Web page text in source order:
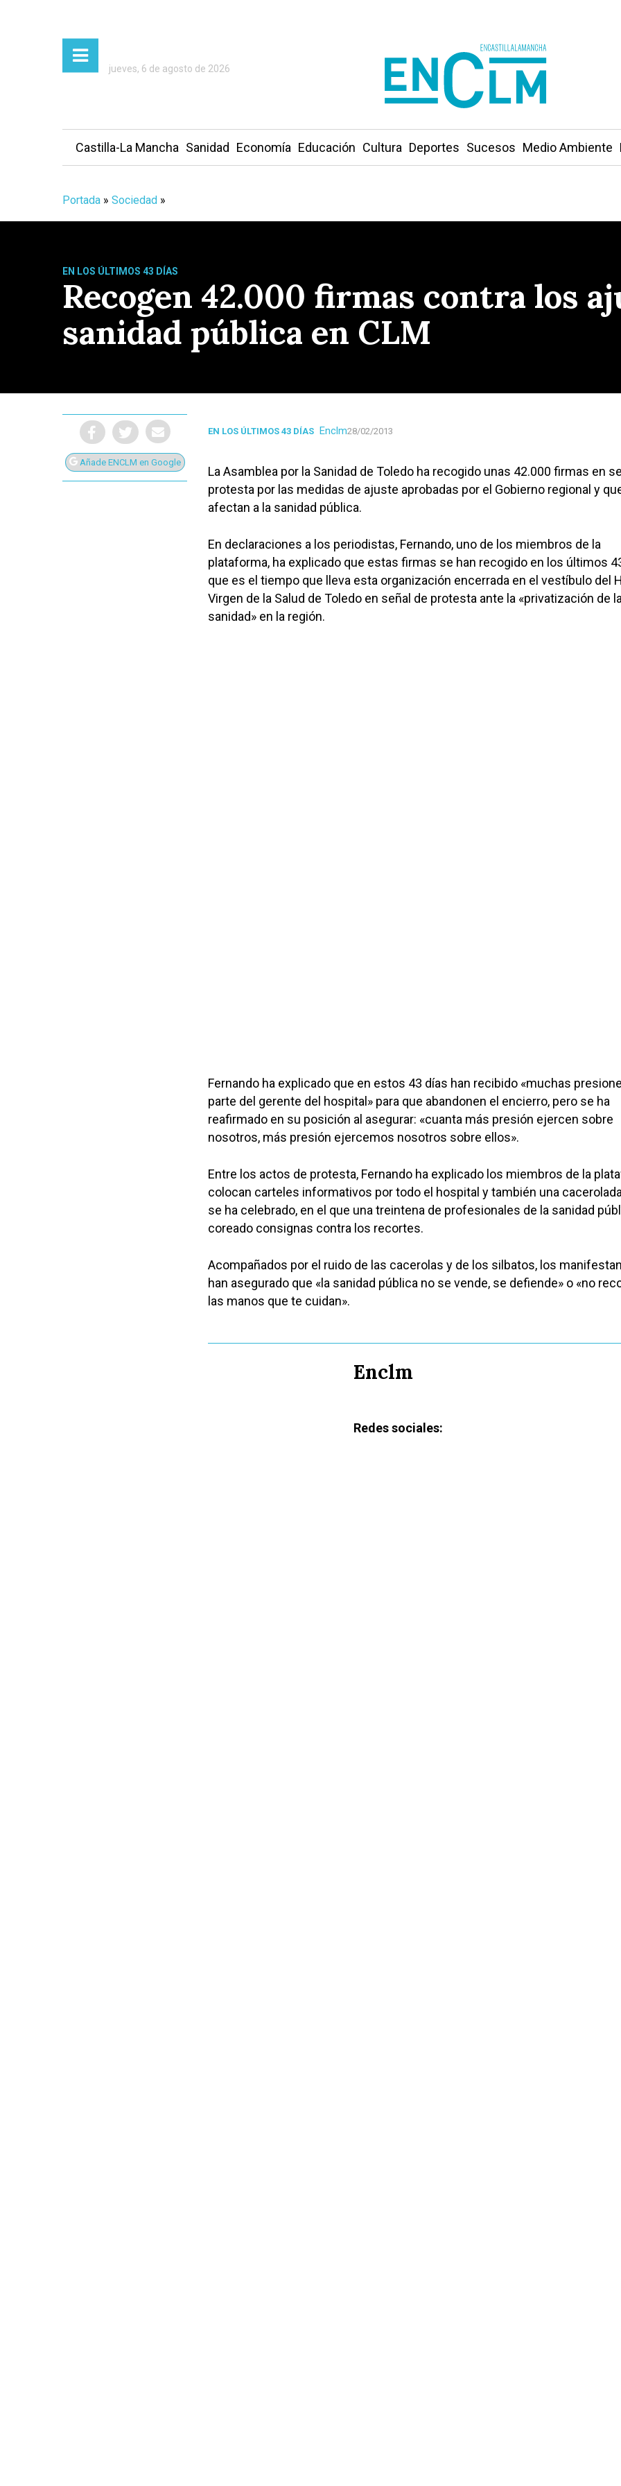
Presiona Intro para buscar o ESC para cerrar
jueves, 6 de agosto de 2026
Castilla-La Mancha Sanidad Economía Educación Cultura Deportes Sucesos Medio Ambiente
Portada » Sociedad »
EN LOS ÚLTIMOS 43 DÍAS
Recogen 42.000 firmas contra los
sanidad pública en CLM
Añade ENCLM en Google
EN LOS ÚLTIMOS 43 DÍAS Enclm28/02/2013
La Asamblea por la Sanidad de Toledo ha recogido unas 42.000 firmas en
protesta por las medidas de ajuste aprobadas por el Gobierno regional y
afectan a la sanidad pública.
En declaraciones a los periodistas, Fernando, uno de los miembros de la
plataforma, ha explicado que estas firmas se han recogido en los últimos
que es el tiempo que lleva esta organización encerrada en el vestíbulo del
Virgen de la Salud de Toledo en señal de protesta ante la «privatización de la
sanidad» en la región.
Fernando ha explicado que en estos 43 días han recibido «muchas
parte del gerente del hospital» para que abandonen el encierro, pero se ha
reafirmado en su posición al asegurar: «cuanta más presión ejercen sobre
nosotros, más presión ejercemos nosotros sobre ellos».
Entre los actos de protesta, Fernando ha explicado los miembros de la
colocan carteles informativos por todo el hospital y también una
se ha celebrado, en el que una treintena de profesionales de la sanidad
coreado consignas contra los recortes.
Acompañados por el ruido de las cacerolas y de los silbatos, los
han asegurado que «la sanidad pública no se vende, se defiende» o «no
las manos que te cuidan».
Enclm
Redes sociales: